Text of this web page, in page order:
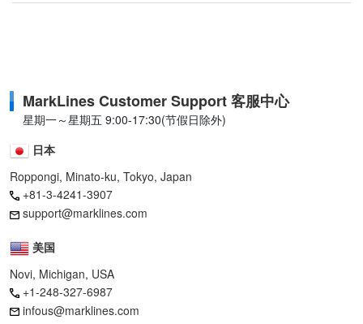
MarkLines Customer Support 客服中心
星期一～星期五 9:00-17:30(节假日除外)
日本
Roppongi, Minato-ku, Tokyo, Japan
+81-3-4241-3907
support@marklines.com
美国
Novi, Michigan, USA
+1-248-327-6987
infous@marklines.com